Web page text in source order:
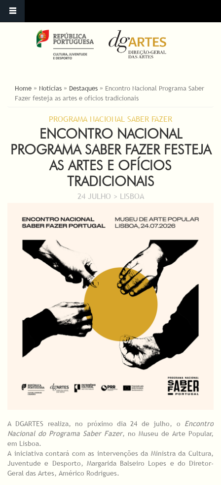
ESTÁ AQUI
Home » Notícias » Destaques » Encontro Nacional Programa Saber
Fazer festeja as artes e ofícios tradicionais
PROGRAMA NACIONAL SABER FAZER
ENCONTRO NACIONAL
PROGRAMA SABER FAZER FESTEJA
AS ARTES E OFÍCIOS
TRADICIONAIS
24 JULHO > LISBOA
A DGARTES realiza, no próximo dia 24 de julho, o Encontro
Nacional do Programa Saber Fazer, no Museu de Arte Popular,
em Lisboa.
A iniciativa contará com as intervenções da Ministra da Cultura,
Juventude e Desporto, Margarida Balseiro Lopes e do Diretor-
Geral das Artes, Américo Rodrigues.